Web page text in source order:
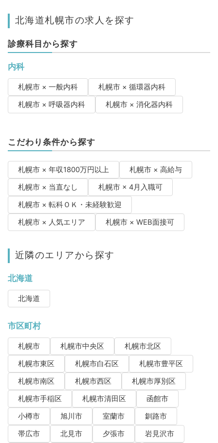
北海道札幌市の求人を探す
診療科目から探す
内科
札幌市 × 一般内科
札幌市 × 循環器内科
札幌市 × 呼吸器内科
札幌市 × 消化器内科
こだわり条件から探す
札幌市 × 年収1800万円以上
札幌市 × 高給与
札幌市 × 当直なし
札幌市 × 4月入職可
札幌市 × 転科ＯＫ・未経験歓迎
札幌市 × 人気エリア
札幌市 × WEB面接可
近隣のエリアから探す
北海道
北海道
市区町村
札幌市 札幌市中央区
札幌市北区
札幌市東区
札幌市白石区
札幌市豊平区
札幌市南区
札幌市西区
札幌市厚別区
札幌市手稲区
札幌市清田区
函館市
小樽市
旭川市 室蘭市
釧路市
帯広市
北見市 夕張市 岩見沢市